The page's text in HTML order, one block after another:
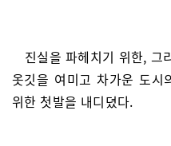
진실을 파헤치기 위한, 그
옷깃을 여미고 차가운 도시
위한 첫발을 내디뎠다.